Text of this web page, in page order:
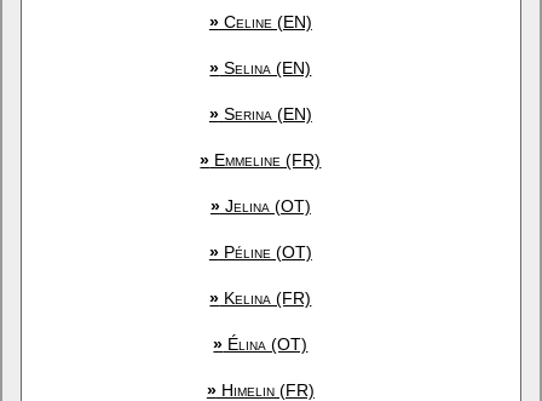
»Celine (EN)
» Selina (EN)
»Serina (EN)
» Emmeline (FR)
»Jelina (OT)
»Péline (OT)
» Kelina (FR)
» Élina (OT)
»Himelin (FR)